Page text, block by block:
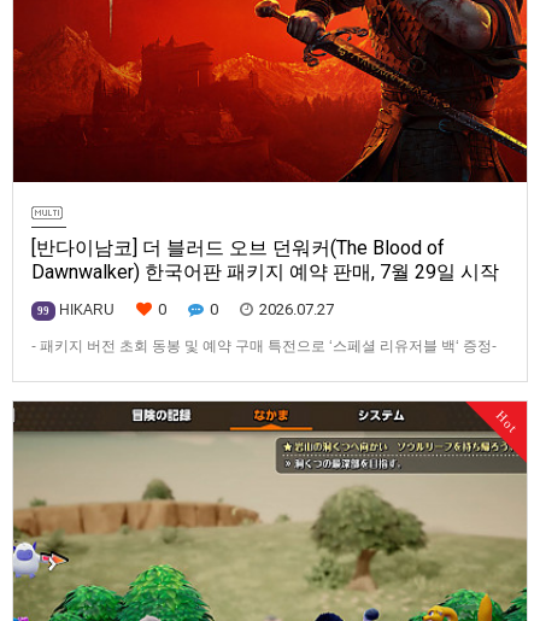
[반다이남코] 더 블러드 오브 던워커(The Blood of
Dawnwalker) 한국어판 패키지 예약 판매, 7월 29일 시작
99 HIKARU 0 0 2026.07.27
- 패키지 버전 초회 동봉 및 예약 구매 특전으로 ‘스페셜 리유저블 백‘ 증정-
브 던워커’(한국어판)의 패키지 예약 판매를 2026년 7월 29일(수) 시작한다
고 발표했다.■ 패키지 버전 초회 동봉 및 …
Hot